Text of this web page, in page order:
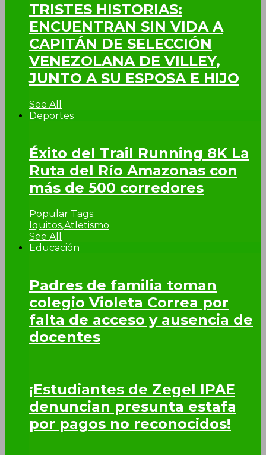
TRISTES HISTORIAS:
ENCUENTRAN SIN VIDA A
CAPITÁN DE SELECCIÓN
VENEZOLANA DE VILLEY,
JUNTO A SU ESPOSA E HIJO
See All
Deportes
Éxito del Trail Running 8K La
Ruta del Río Amazonas con
más de 500 corredores
Popular Tags:
Iquitos,Atletismo
See All
Educación
Padres de familia toman
colegio Violeta Correa por
falta de acceso y ausencia de
docentes
¡Estudiantes de Zegel IPAE
denuncian presunta estafa
por pagos no reconocidos!